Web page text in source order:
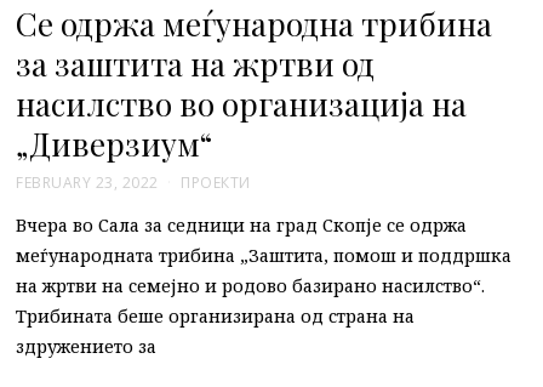
Се одржа меѓународна трибина
за заштита на жртви од
насилство во организација на
„Диверзиум“
FEBRUARY 23, 2022 ПРОЕКТИ
Вчера во Сала за седници на град Скопје се одржа
меѓународната трибина „Заштита, помош и поддршка
на жртви на семејно и родово базирано насилство“.
Трибината беше организирана од страна на
здружението за